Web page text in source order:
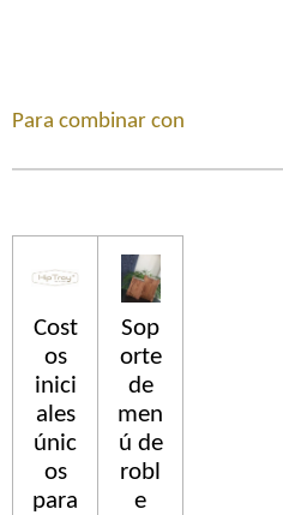
Para combinar con
Cost
os
inici
ales
únic
os
para
Sop
orte
de
men
ú de
robl
e